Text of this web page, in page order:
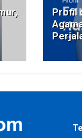
Profil